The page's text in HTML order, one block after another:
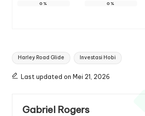
0% 0%
Tags:
Harley Road Glide Investasi Hobi
Last updated on Mei 21, 2026
Gabriel Rogers